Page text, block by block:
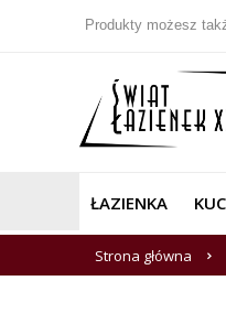
Produkty możesz
ŁAZIENKA
Strona główna